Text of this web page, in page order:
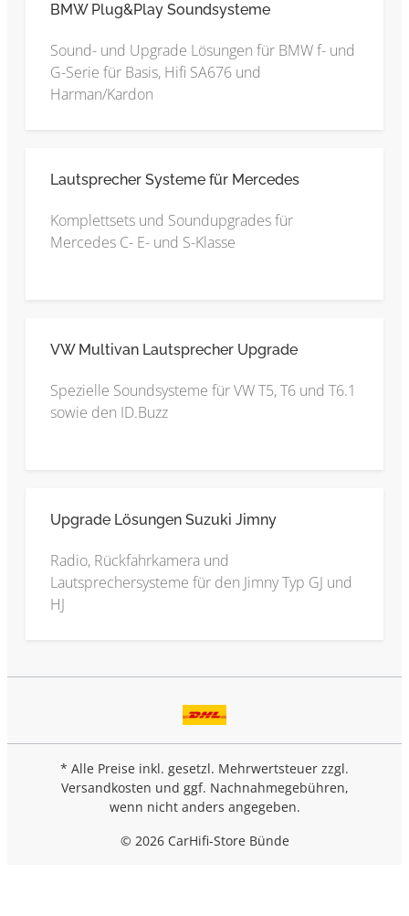
BMW Plug&Play Soundsysteme
Sound- und Upgrade Lösungen für BMW f- und
G-Serie für Basis, Hifi SA676 und
Harman/Kardon
Lautsprecher Systeme für Mercedes
Komplettsets und Soundupgrades für
Mercedes C- E- und S-Klasse
VW Multivan Lautsprecher Upgrade
Spezielle Soundsysteme für VW T5, T6 und T6.1
sowie den ID.Buzz
Upgrade Lösungen Suzuki Jimny
Radio, Rückfahrkamera und
Lautsprechersysteme für den Jimny Typ GJ und
HJ
* Alle Preise inkl. gesetzl. Mehrwertsteuer zzgl.
Versandkosten und ggf. Nachnahmegebühren,
wenn nicht anders angegeben.
© 2026 CarHifi-Store Bünde